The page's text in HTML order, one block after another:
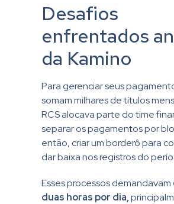
Desafios
enfrentados
da Kamino
Para gerenciar seus
somam milhares de títulos
RCS alocava parte do time
separar os pagamentos por
então, criar um borderô para
dar baixa nos registros do
Esses processos demandavam
duas horas por dia,